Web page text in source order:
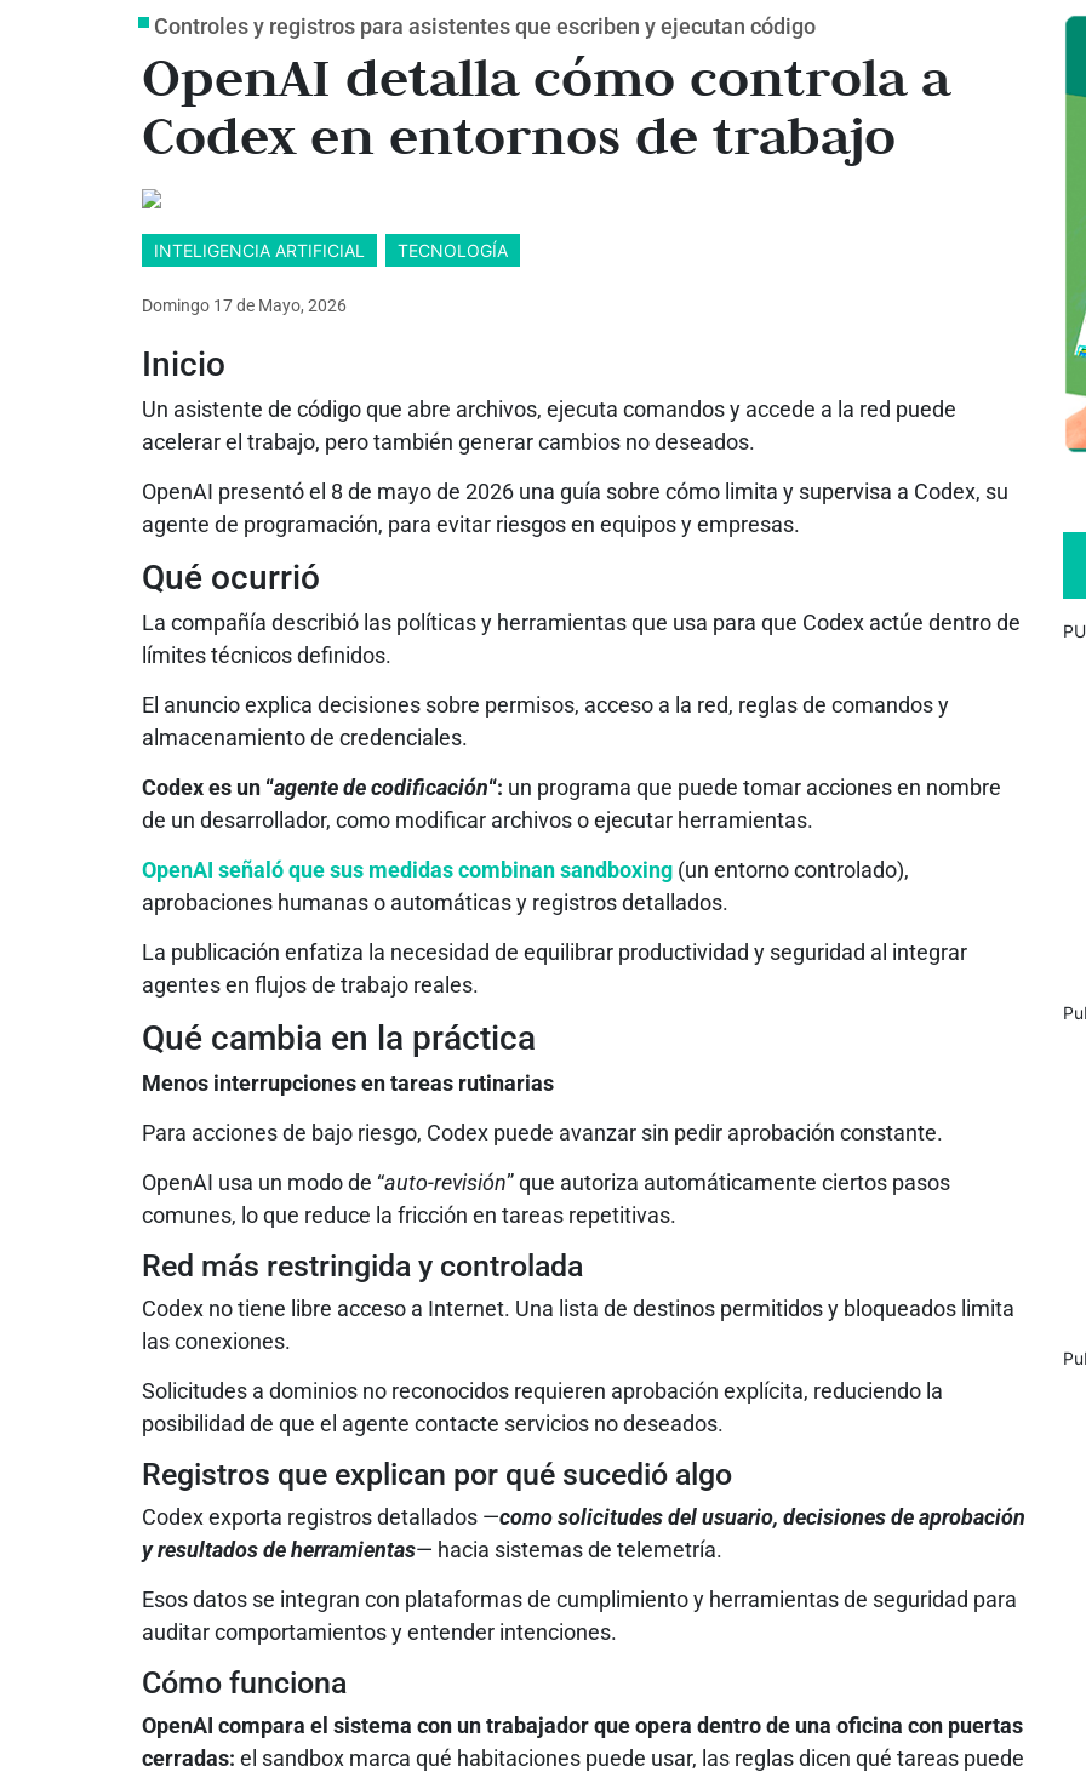
Controles y registros para asistentes que escriben y ejecutan código
OpenAI detalla cómo controla a
Codex en entornos de trabajo
INTELIGENCIA ARTIFICIAL TECNOLOGÍA
Domingo 17de Mayo, 2026
Inicio
Un asistente de código que abre archivos, ejecuta comandos y accede a la red puede
acelerar el trabajo, pero también generar cambios no deseados.
OpenAI presentó el 8 de mayo de 2026 una guía sobre cómo limita y supervisa a Codex, su
agente de programación, para evitar riesgos en equipos y empresas.
Qué ocurrió
La compañía describió las políticas y herramientas que usa para que Codex actúe dentro de
límites técnicos definidos.
El anuncio explica decisiones sobre permisos, acceso a la red, reglas de comandos y
almacenamiento de credenciales.
Codex es un “agente de codificación“: un programa que puede tomar acciones en nombre
de un desarrollador, como modificar archivos o ejecutar herramientas.
OpenAI señaló que sus medidas combinan sandboxing (un entorno controlado),
aprobaciones humanas o automáticas y registros detallados.
La publicación enfatiza la necesidad de equilibrar productividad y seguridad al integrar
agentes en flujos de trabajo reales.
Qué cambia en la práctica
Menos interrupciones en tareas rutinarias
Para acciones de bajo riesgo, Codex puede avanzar sin pedir aprobación constante.
OpenAI usa un modo de “auto-revisión” que autoriza automáticamente ciertos pasos
comunes, lo que reduce la fricción en tareas repetitivas.
Red más restringida y controlada
Codex no tiene libre acceso a Internet. Una lista de destinos permitidos y bloqueados limita
las conexiones.
Solicitudes a dominios no reconocidos requieren aprobación explícita, reduciendo la
posibilidad de que el agente contacte servicios no deseados.
Registros que explican por qué sucedió algo
Codex exporta registros detallados —como solicitudes del usuario, decisiones de aprobación
y resultados de herramientas— hacia sistemas de telemetría.
Esos datos se integran con plataformas de cumplimiento y herramientas de seguridad para
auditar comportamientos y entender intenciones.
Cómo funciona
OpenAI compara el sistema con un trabajador que opera dentro de una oficina con puertas
cerradas: el sandbox marca qué habitaciones puede usar, las reglas dicen qué tareas puede